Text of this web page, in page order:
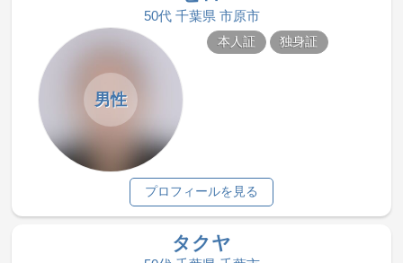
50代 千葉県 市原市
男性
本人証 独身証
プロフィールを見る
タクヤ